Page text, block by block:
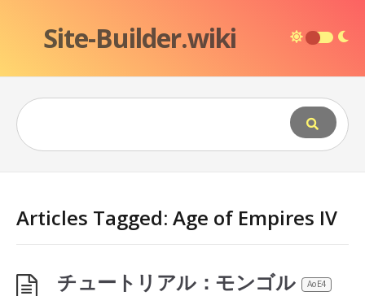
Site-Builder.wiki
Articles Tagged: Age of Empires IV
チュートリアル：モンゴル AoE4